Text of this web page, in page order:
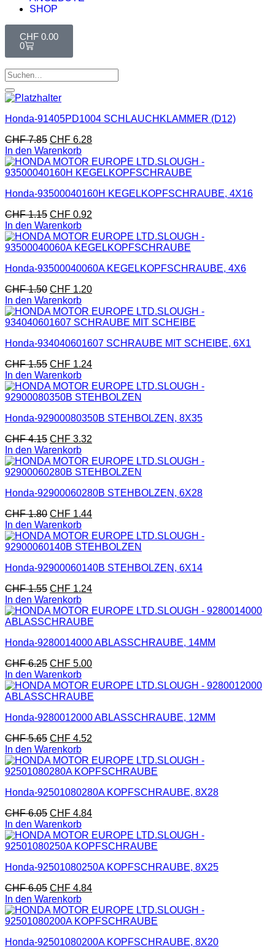
SHOP
CHF 0.00
0
Honda-91405PD1004 SCHLAUCHKLAMMER (D12)
CHF7.85 CHF 6.28
In den Warenkorb
Honda-93500040160H KEGELKOPFSCHRAUBE, 4X16
CHF1.15 CHF 0.92
In den Warenkorb
Honda-93500040060A KEGELKOPFSCHRAUBE, 4X6
CHF1.50 CHF 1.20
In den Warenkorb
Honda-934040601607 SCHRAUBE MIT SCHEIBE, 6X1
CHF1.55 CHF 1.24
In den Warenkorb
Honda-92900080350B STEHBOLZEN, 8X35
CHF4.15 CHF 3.32
In den Warenkorb
Honda-92900060280B STEHBOLZEN, 6X28
CHF1.80 CHF 1.44
In den Warenkorb
Honda-92900060140B STEHBOLZEN, 6X14
CHF1.55 CHF 1.24
In den Warenkorb
Honda-9280014000 ABLASSCHRAUBE, 14MM
CHF6.25 CHF 5.00
In den Warenkorb
Honda-9280012000 ABLASSCHRAUBE, 12MM
CHF5.65 CHF 4.52
In den Warenkorb
Honda-92501080280A KOPFSCHRAUBE, 8X28
CHF6.05 CHF 4.84
In den Warenkorb
Honda-92501080250A KOPFSCHRAUBE, 8X25
CHF6.05 CHF 4.84
In den Warenkorb
Honda-92501080200A KOPFSCHRAUBE, 8X20